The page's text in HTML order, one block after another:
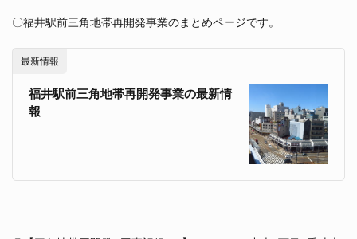
〇福井駅前三角地帯再開発事業のまとめページです。
最新情報
福井駅前三角地帯再開発事業の最新情
報